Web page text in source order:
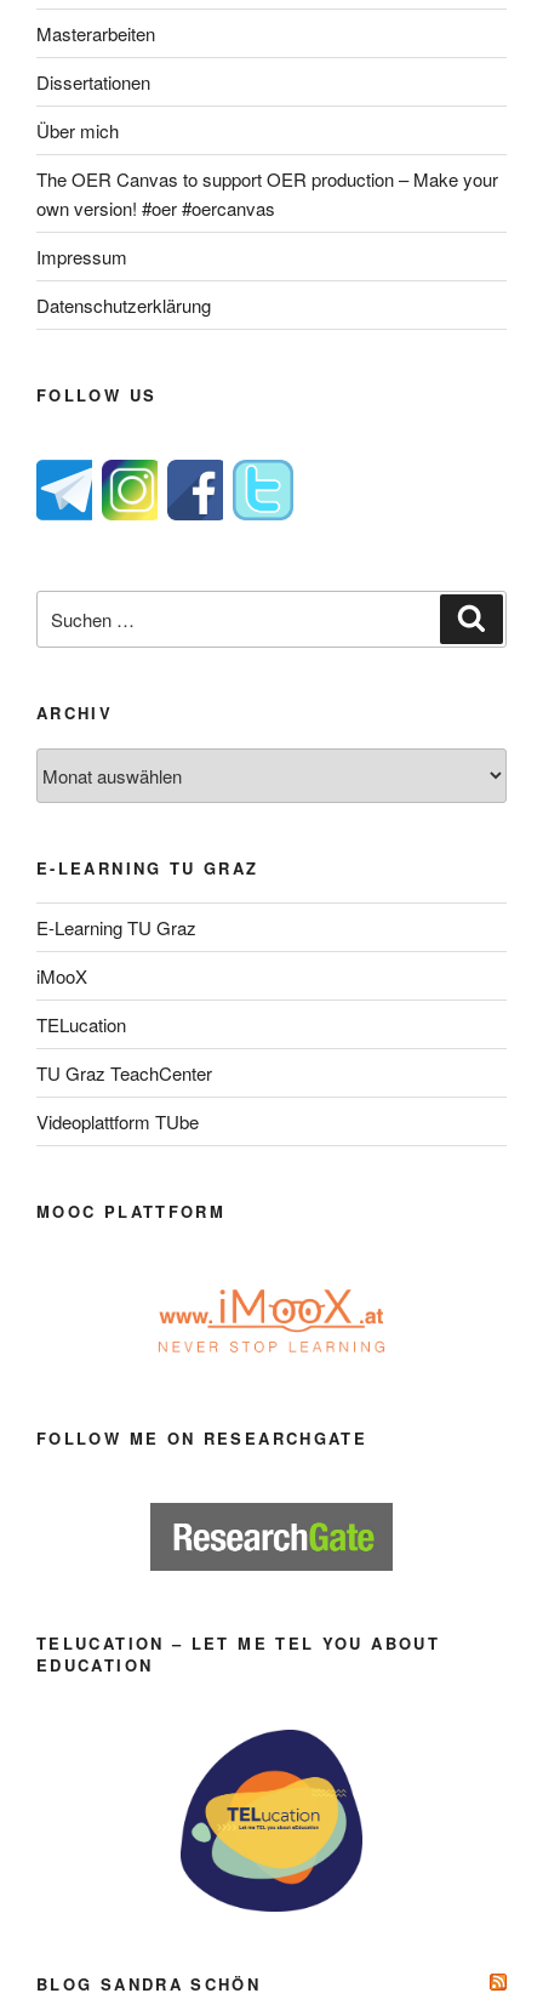
Masterarbeiten
Dissertationen
Über mich
The OER Canvas to support OER production – Make your
own version! #oer #oercanvas
Impressum
Datenschutzerklärung
FOLLOW US
nach:
ARCHIV
E-LEARNING TU GRAZ
E-Learning TU Graz
iMooX
TELucation
TU Graz TeachCenter
Videoplattform TUbe
MOOC PLATTFORM
FOLLOW ME ON RESEARCHGATE
TELUCATION – LET ME TEL YOU ABOUT
EDUCATION
BLOG SANDRA SCHÖN